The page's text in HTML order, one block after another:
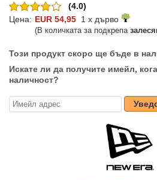
(4.0)
Цена: EUR 54,95 1 x дърво
(В количката за подкрепа
Този продукт скоро ще бъде в
Искате ли да получите имейл,
наличност?